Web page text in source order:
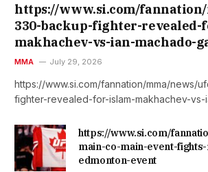
https://www.si.com/
330-backup-fighter-revealed-
makhachev-vs-ian-machado-
MMA July 29, 2026
https://www.si.com/fannation/mma/news/
fighter-revealed-for-islam-makhachev-
https://www.si.com/
main-co-main-event-
edmonton-event